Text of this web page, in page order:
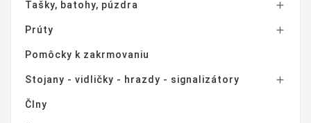
Tašky, batohy, púzdra 
Prúty 
Pomôcky k zakrmovaniu
Stojany - vidličky - hrazdy - signalizátory 
Člny